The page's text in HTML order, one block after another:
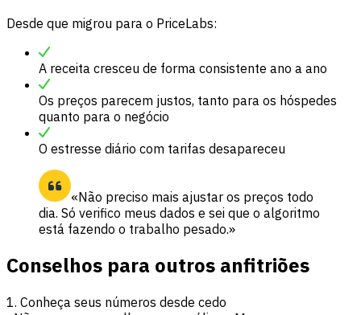
Desde que migrou para o PriceLabs:
A receita cresceu de forma consistente ano a ano
Os preços parecem justos, tanto para os hóspedes
quanto para o negócio
O estresse diário com tarifas desapareceu
«Não preciso mais ajustar os preços todo
dia. Só verifico meus dados e sei que o algoritmo
está fazendo o trabalho pesado.»
Conselhos para outros anfitriões
1. Conheça seus números desde cedo